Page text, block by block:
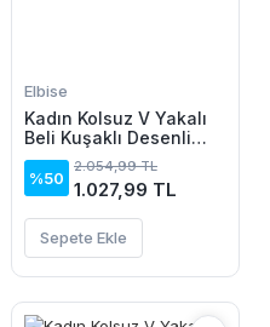
Elbise
Kadın Kolsuz V Yakalı
Beli Kuşaklı Desenli
Kısa Süprem Elbise
%50
2.054,99 TL
1.027,99 TL
Sepete Ekle